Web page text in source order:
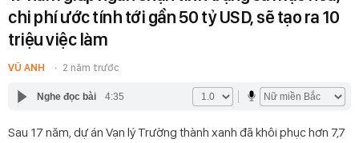
chi phí ước tính tới gần 50 tỷ USD, sẽ tạo ra 10
triệu việc làm
VŨ ANH 2 năm trước
Nghe đọc bài 4:35
Sau 17 năm, dự án Vạn lý Trường thành xanh đã khôi phục hơn 7,7